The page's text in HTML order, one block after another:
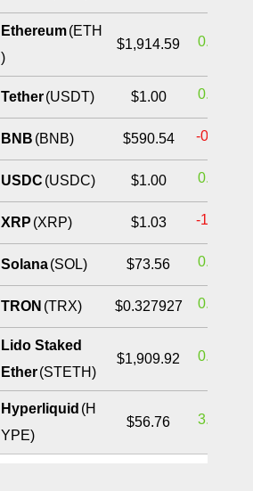
Ethereum (ETH
)
$1,914.59 0.70%
Tether (USDT) $1.00 0.03%
BNB (BNB) $590.54 -0.34%
USDC (USDC) $1.00 0.01%
XRP (XRP) $1.03 -1.36%
Solana (SOL) $73.56 0.47%
TRON (TRX) $0.327927 0.29%
Lido Staked
Ether (STETH)
$1,909.92 0.70%
Hyperliquid (H
YPE)
$56.76 3.34%